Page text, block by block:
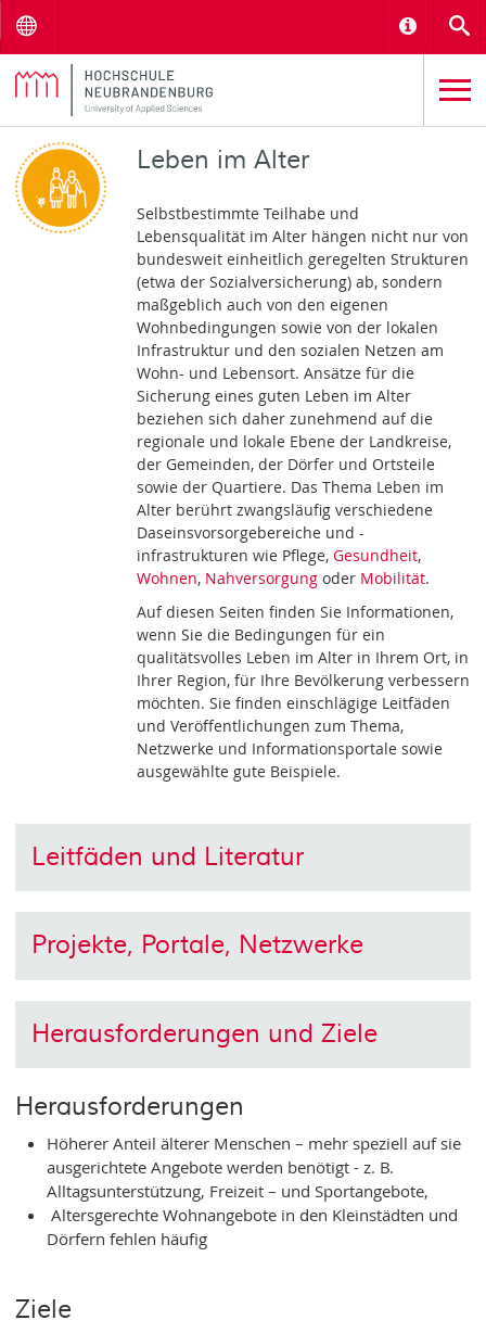
Leben im Alter
Selbstbestimmte Teilhabe und
Lebensqualität im Alter hängen nicht nur von
bundesweit einheitlich geregelten Strukturen
(etwa der Sozialversicherung) ab, sondern
maßgeblich auch von den eigenen
Wohnbedingungen sowie von der lokalen
Infrastruktur und den sozialen Netzen am
Wohn- und Lebensort. Ansätze für die
Sicherung eines guten Leben im Alter
beziehen sich daher zunehmend auf die
regionale und lokale Ebene der Landkreise,
der Gemeinden, der Dörfer und Ortsteile
sowie der Quartiere. Das Thema Leben im
Alter berührt zwangsläufig verschiedene
Daseinsvorsorgebereiche und -
infrastrukturen wie Pflege,Gesundheit,
Wohnen, Nahversorgung oder Mobilität.
Auf diesen Seiten finden Sie Informationen,
wenn Sie die Bedingungen für ein
qualitätsvolles Leben im Alter in Ihrem Ort, in
Ihrer Region, für Ihre Bevölkerung verbessern
möchten. Sie finden einschlägige Leitfäden
und Veröffentlichungen zum Thema,
Netzwerke und Informationsportale sowie
ausgewählte gute Beispiele.
Leitfäden und Literatur
Projekte, Portale, Netzwerke
Herausforderungen und Ziele
Herausforderungen
Höherer Anteil älterer Menschen – mehr speziell auf sie
ausgerichtete Angebote werden benötigt - z. B.
Alltagsunterstützung, Freizeit – und Sportangebote,
Altersgerechte Wohnangebote in den Kleinstädten und
Dörfern fehlen häufig
Ziele